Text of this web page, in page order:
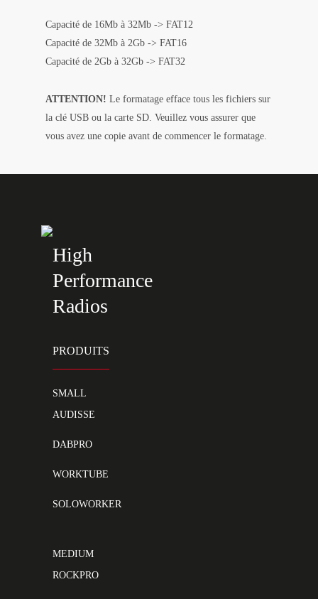
Capacité de 16Mb à 32Mb -> FAT12
Capacité de 32Mb à 2Gb -> FAT16
Capacité de 2Gb à 32Gb -> FAT32
ATTENTION!Le formatage efface tous les fichiers sur
la clé USB ou la carte SD. Veuillez vous assurer que
vous avez une copie avant de commencer le formatage.
High
Performance
Radios
PRODUITS
SMALL
AUDISSE
DABPRO
WORKTUBE
SOLOWORKER
MEDIUM
ROCKPRO